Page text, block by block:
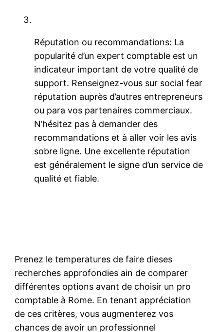
Réputation ou recommandations: La
popularité d’un expert comptable est un
indicateur important de votre qualité de
support. Renseignez-vous sur social fear
réputation auprès d’autres entrepreneurs
ou para vos partenaires commerciaux.
N’hésitez pas à demander des
recommandations et à aller voir les avis
sobre ligne. Une excellente réputation
est généralement le signe d’un service de
qualité et fiable.
Prenez le temperatures de faire dieses
recherches approfondies ain de comparer
différentes options avant de choisir un pro
comptable à Rome. En tenant appréciation
de ces critères, vous augmenterez vos
chances de avoir un professionnel